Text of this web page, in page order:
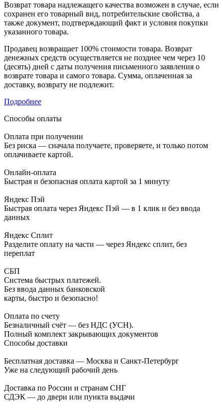
Возврат товара надлежащего качества возможен в случае, если
сохранен его товарный вид, потребительские свойства, а
также документ, подтверждающий факт и условия покупки
указанного товара.
Продавец возвращает 100% стоимости товара. Возврат
денежных средств осуществляется не позднее чем через 10
(десять) дней с даты получения письменного заявления о
возврате товара и самого товара. Сумма, оплаченная за
доставку, возврату не подлежит.
Подробнее
Способы оплаты
Оплата при получении
Без риска — сначала получаете, проверяете, и только потом
оплачиваете картой.
Онлайн-оплата
Быстрая и безопасная оплата картой за 1 минуту
Яндекс Пэй
Быстрая оплата через Яндекс Пэй — в 1 клик и без ввода
данных
Яндекс Сплит
Разделите оплату на части — через Яндекс сплит, без
переплат
СБП
Система быстрых платежей.
Без ввода данных банковской
карты, быстро и безопасно!
Оплата по счету
Безналичный счёт — без НДС (УСН).
Полный комплект закрывающих документов
Способы доставки
Бесплатная доставка — Москва и Санкт-Петербург
Уже на следующий рабочий день
Доставка по России и странам СНГ
СДЭК — до двери или пункта выдачи